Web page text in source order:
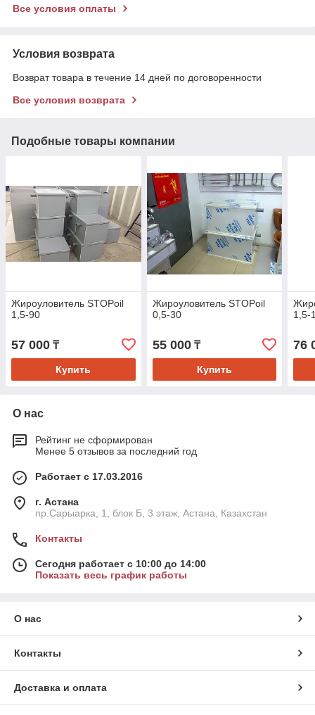
Все условия оплаты
Условия возврата
Возврат товара в течение 14 дней по договоренности
Все условия возврата
Подобные товары компании
Жироуловитель STOPoil
1,5-90
57 000 ₸
Купить
Жироуловитель STOPoil
0,5-30
55 000₸
Купить
1,5-
76
О нас
Рейтинг не сформирован
Менее 5 отзывов за последний год
Работает с 17.03.2016
г. Астана
пр.Сарыарка, 1, блок Б, 3 этаж, Астана, Казахстан
Контакты
Сегодня работает с 10:00 до 14:00
Показать весь график работы
О нас
Контакты
Доставка и оплата